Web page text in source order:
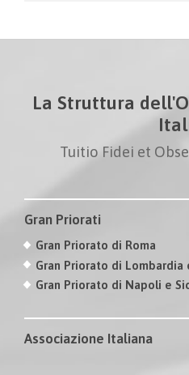
La Struttura
Tuitio Fidei et
Gran Priorati
Gran Priorato di Roma
Gran Priorato di Lombardia
Gran Priorato di Napoli e
Associazione Italiana